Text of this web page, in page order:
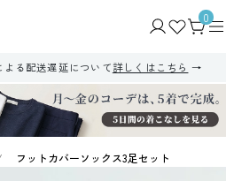
0
る配送遅延について詳しくはこちら
フットカバーソックス3足セット